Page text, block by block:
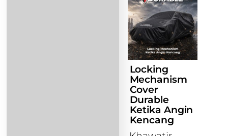
Locking
Mechanism
Cover
Durable
Ketika Angin
Kencang